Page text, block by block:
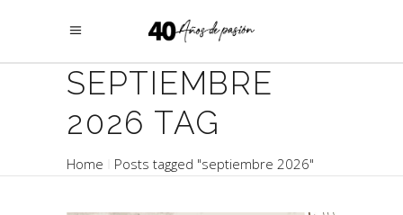
SEPTIEMBRE
2026 TAG
Home Posts tagged "septiembre 2026"